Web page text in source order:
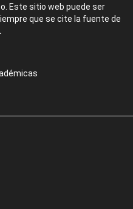
Este sitio web puede ser
que se cite la fuente de